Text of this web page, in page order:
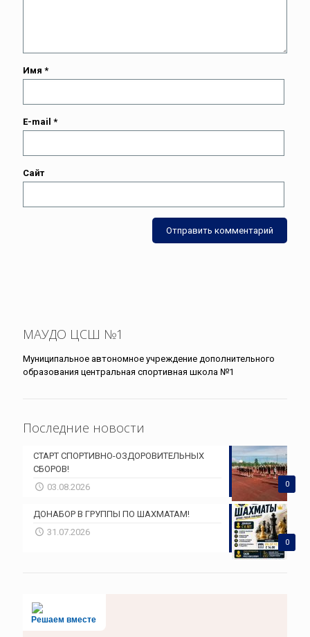
Имя *
E-mail *
Сайт
МАУДО ЦСШ №1
Муниципальное автономное учреждение дополнительного
образования центральная спортивная школа №1
Последние новости
0
СТАРТ СПОРТИВНО-ОЗДОРОВИТЕЛЬНЫХ
СБОРОВ!
03.08.2026
0
ДОНАБОР В ГРУППЫ ПО ШАХМАТАМ!
31.07.2026
Решаем вместе